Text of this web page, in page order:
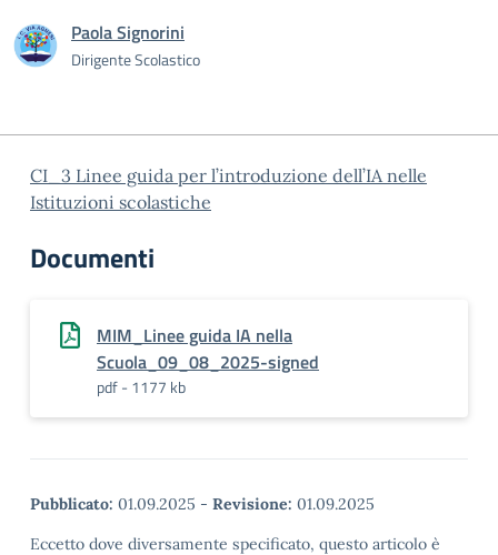
Paola Signorini
Dirigente Scolastico
CI_3 Linee guida per l’introduzione dell’IA nelle
Istituzioni scolastiche
Documenti
MIM_Linee guida IA nella
Scuola_09_08_2025-signed
pdf - 1177 kb
Pubblicato: 01.09.2025 - Revisione: 01.09.2025
Eccetto dove diversamente specificato, questo articolo è